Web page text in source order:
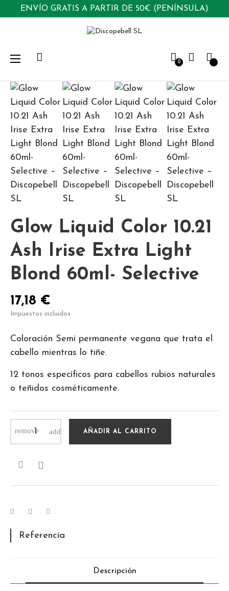
ENVÍO GRATIS A PARTIR DE 50€ (PENÍNSULA)
0
Navegación
palanca
☰
Glow Liquid Color 10.21
Ash Irise Extra Light
Blond 60ml- Selective
17,18 €
Impuestos incluidos
Coloración Semi permanente vegana que trata el
cabello mientras lo tiñe.
12 tonos específicos para cabellos rubios naturales
o teñidos cosméticamente.
AÑADIR AL CARRITO

Referencia
Descripción